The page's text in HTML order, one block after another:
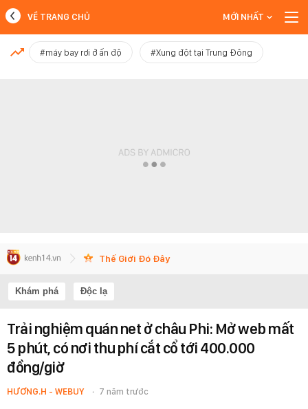
MỚI NHẤT
VỀ TRANG CHỦ MỚI NHẤT
#máy bay rơi ở ấn độ #Xung đột tại Trung Đông
Thế Giới Đó Đây
Khám phá Độc lạ
Trải nghiệm quán net ở châu Phi: Mở web mất
5 phút, có nơi thu phí cắt cổ tới 400.000
đồng/giờ
HƯƠNG.H - WEBUY 7 năm trước